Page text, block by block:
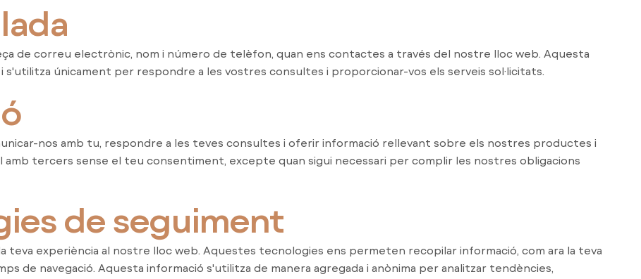
de correu electrònic, nom i número de telèfon, quan ens contactes a través del nostre lloc web. Aquesta
únicament per respondre a les vostres consultes i proporcionar-vos els serveis sol·licitats.
nos amb tu, respondre a les teves consultes i oferir informació rellevant sobre els nostres productes i
amb tercers sense el teu consentiment, excepte quan sigui necessari per complir les nostres obligacions
de seguiment
teva experiència al nostre lloc web. Aquestes tecnologies ens permeten recopilar informació, com ara la teva
de navegació. Aquesta informació s'utilitza de manera agregada i anònima per analitzar tendències,